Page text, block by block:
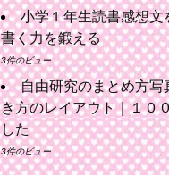
小学１年生読書感想文
書く力を鍛える
3件のビュー
自由研究のまとめ方写
き方のレイアウト｜１０
した
3件のビュー